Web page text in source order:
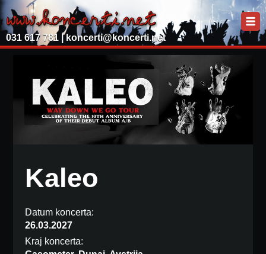
031 617 781 | koncerti@koncerti.net
Kaleo
Datum koncerta:
26.03.2027
Kraj koncerta: